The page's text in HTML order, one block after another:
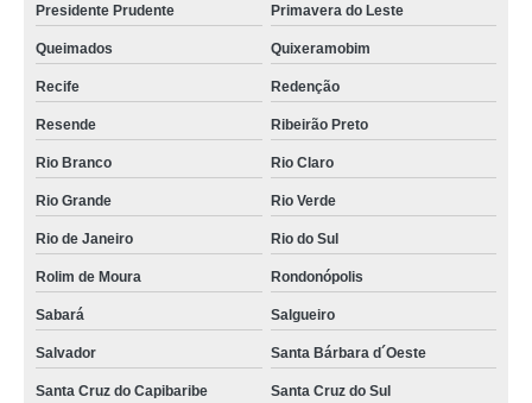
Presidente Prudente Primavera do Leste
Queimados Quixeramobim
Recife Redenção
Resende Ribeirão Preto
Rio Branco Rio Claro
Rio Grande Rio Verde
Rio de Janeiro Rio do Sul
Rolim de Moura Rondonópolis
Sabará Salgueiro
Salvador Santa Bárbara d´Oeste
Santa Cruz do Capibaribe Santa Cruz do Sul